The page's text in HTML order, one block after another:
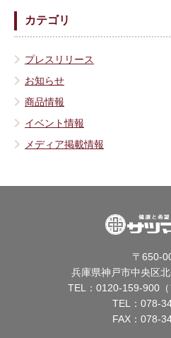
カテゴリ
プレスリリース
お知らせ
商品情報
イベント情報
メディア掲載情報
〒650-
兵庫県神戸市中央区
TEL： 0120-159-900（
TEL： 078-
FAX：078-